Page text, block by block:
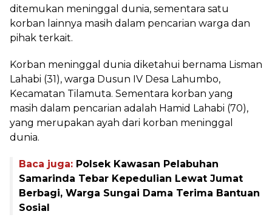
ditemukan meninggal dunia, sementara satu
korban lainnya masih dalam pencarian warga dan
pihak terkait.
Korban meninggal dunia diketahui bernama Lisman
Lahabi (31), warga Dusun IV Desa Lahumbo,
Kecamatan Tilamuta. Sementara korban yang
masih dalam pencarian adalah Hamid Lahabi (70),
yang merupakan ayah dari korban meninggal
dunia.
Baca juga: Polsek Kawasan Pelabuhan
Samarinda Tebar Kepedulian Lewat Jumat
Berbagi, Warga Sungai Dama Terima Bantuan
Sosial